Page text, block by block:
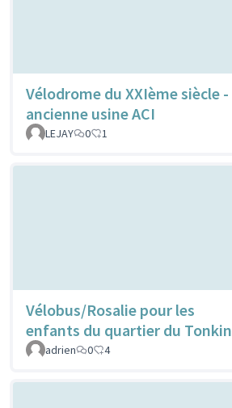
Vélodrome du XXIème siècle -
ancienne usine ACI
LEJAY
0 1
Vélobus/Rosalie pour les
enfants du quartier du Tonkin
adrien
0 4